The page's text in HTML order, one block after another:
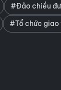
#Đảo chiều
#Tổ chức giao